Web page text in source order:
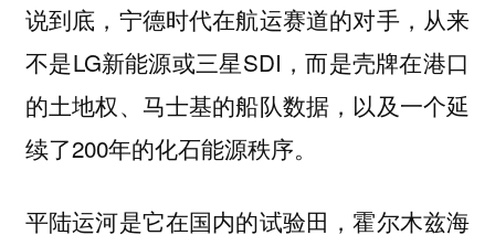
说到底，宁德时代在航运赛道的对手，从来
不是LG新能源或三星SDI，而是壳牌在港口
的土地权、马士基的船队数据，以及一个延
续了200年的化石能源秩序。
平陆运河是它在国内的试验田，霍尔木兹海